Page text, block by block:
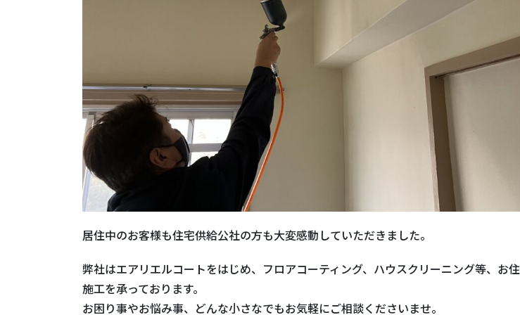
居住中のお客様も住宅供給公社の方も大変感動していただきました。
弊社はエアリエルコートをはじめ、フロアコーティング、ハウスクリーニング等、お
施工を承っております。
お困り事やお悩み事、どんな小さなでもお気軽にご相談くださいませ。